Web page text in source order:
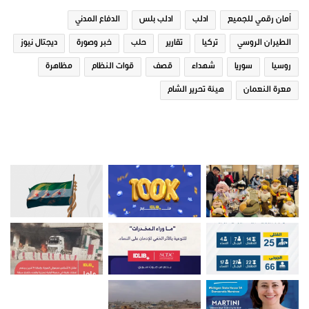
مشروبات رمضانية في ريف ادلب
تقارير
أمان رقمي للجميع ادلب ادلب بلس الدفاع المدني
الطيران الروسي تركيا تقارير حلب خبر وصورة ديجتال نيوز
روسيا سوريا شهداء قصف قوات النظام مظاهرة
معرة النعمان هيئة تحرير الشام